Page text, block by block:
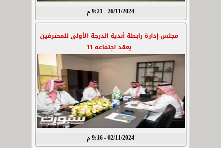
26/11/2024 - 9:21 م
مجلس إدارة رابطة أندية الدرجة الأولى للمحترفين
يعقد اجتماعه 11
02/11/2024 - 9:16 م